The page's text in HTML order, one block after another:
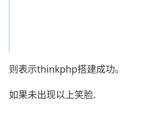
则表示thinkphp搭建成功。
如果未出现以上笑脸.